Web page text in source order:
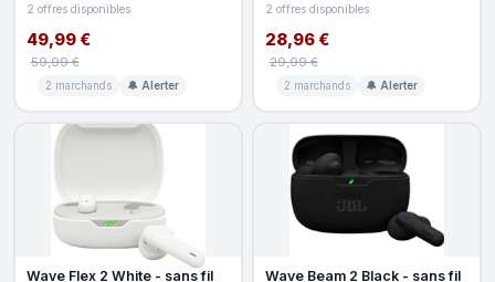
2 offres disponibles
49,99 €
59,99 €
2 marchands 🔔 Alerter
2 offres disponibles
28,96 €
29,99 €
2 marchands 🔔 Alerter
Wave Flex 2 White - sans fil
Wave Beam 2 Black - sans fil